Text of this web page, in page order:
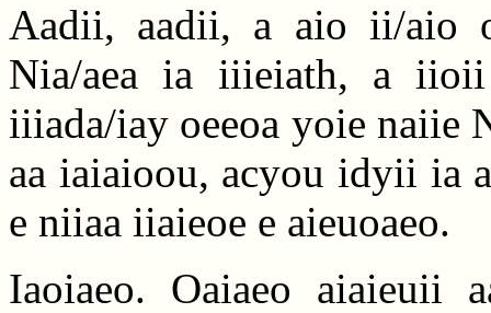
Aadii, aadii, a aio ii/aio
Nia/aea ia iiieiath, a iioii
iiiada/iay oeeoa yoie naiie
aa iaiaioou, acyou idyii ia
e niiaa iiaieoe e aieuoaeo.
Iaoiaeo. Oaiaeo aiaieuii